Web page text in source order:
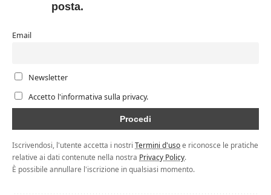
posta.
Email
Newsletter
Accetto l'informativa sulla privacy.
Iscrivendosi, l'utente accetta i nostri Termini d'usoe riconosce le pratiche
relative ai dati contenute nella nostra Privacy Policy.
È possibile annullare l'iscrizione in qualsiasi momento.